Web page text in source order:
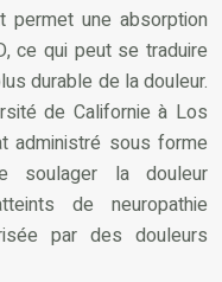
permet une absorption
ce qui peut se traduire
durable de la douleur.
de Californie à Los
administré sous forme
soulager la douleur
de neuropathie
par des douleurs